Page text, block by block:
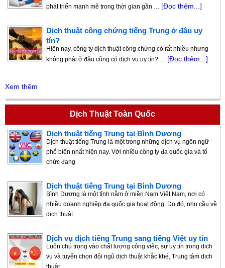
phát triển mạnh mẽ trong thời gian gần … [Đọc thêm...]
Dịch thuật công chứng tiếng Trung ở đâu uy
tín?
Hiện nay, công ty dịch thuật công chứng có rất nhiều nhưng
không phải ở đâu cũng có dịch vụ uy tín? … [Đọc thêm...]
Xem thêm
Dịch Thuật Toàn Quốc
Dịch thuật tiếng Trung tại Bình Dương
Dịch thuật tiếng Trung là một trong những dịch vụ ngôn ngữ
phổ biến nhất hiện nay. Với nhiều công ty đa quốc gia và tổ
chức đang
Dịch thuật tiếng Trung tại Bình Dương
Bình Dương là một tỉnh nằm ở miền Nam Việt Nam, nơi có
nhiều doanh nghiệp đa quốc gia hoạt động. Do đó, nhu cầu về
dịch thuật
Dịch vụ dịch tiếng Trung sang tiếng Việt uy tín
Luôn chú trọng vào chất lượng công việc, sự uy tín trong dịch
vụ và tuyển chọn đội ngũ dịch thuật khắc khé, Trung tâm dịch
thuật